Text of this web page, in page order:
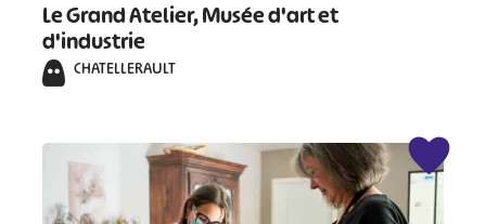
Le Grand Atelier, Musée d'art et
d'industrie
CHATELLERAULT